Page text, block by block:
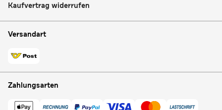
Kaufvertrag widerrufen
Versandart
Zahlungsarten